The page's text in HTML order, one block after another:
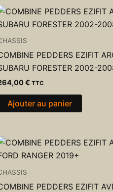
PEDDERS EZIFIT
FORESTER 2002-
€ TTC
Ajouter au panier
PEDDERS EZIFIT